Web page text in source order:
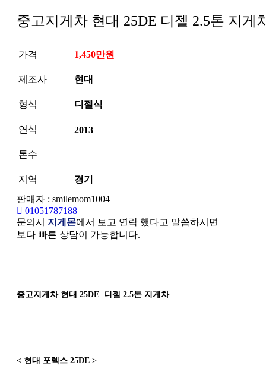
중고지게차 현대 25DE 디젤 2.5톤 지게
가격 1,450만원
제조사 현대
형식 디젤식
연식 2013
톤수
지역
경기
판매자 : smilemom1004
01051787188
문의시 지게몬에서 보고 연락 했다고 말씀하시면
보다 빠른 상담이 가능합니다.
중고지게차 현대 25DE 디젤 2.5톤 지게차
< 현대 포렉스 25DE >